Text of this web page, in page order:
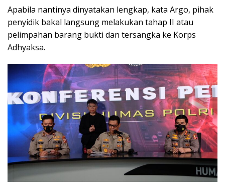
Apabila nantinya dinyatakan lengkap, kata Argo, pihak
penyidik bakal langsung melakukan tahap II atau
pelimpahan barang bukti dan tersangka ke Korps
Adhyaksa.